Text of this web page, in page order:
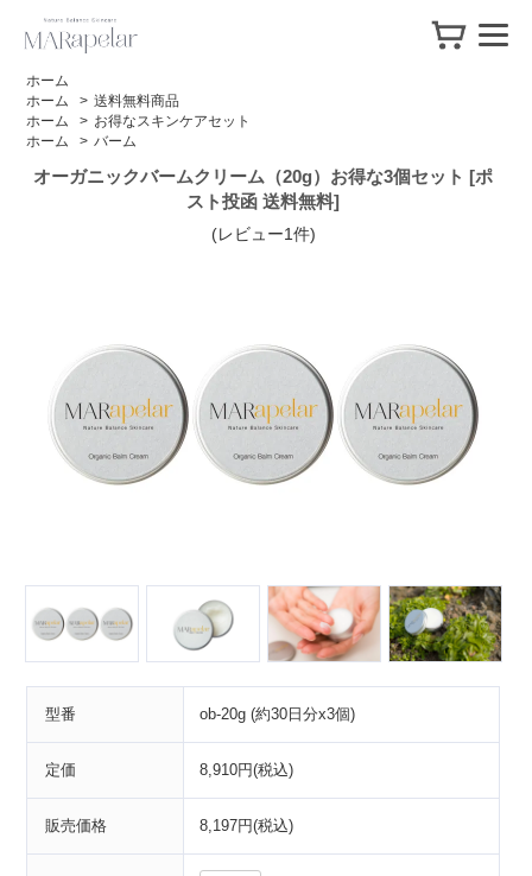
ホーム
ホーム
> 送料無料商品
ホーム
> お得なスキンケアセット
ホーム
> バーム
オーガニックバームクリーム（20g）お得な3個セット [ポ
スト投函 送料無料]
(レビュー1件)
型番 ob-20g (約30日分x3個)
定価 8,910円(税込)
販売価格 8,197円(税込)